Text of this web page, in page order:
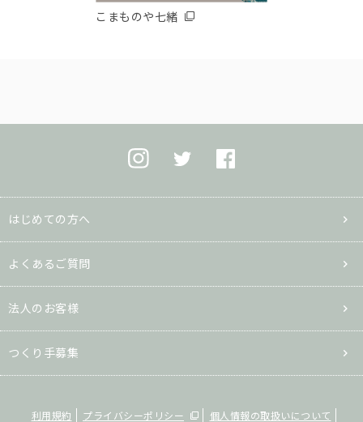
こまものや七緒
はじめての方へ
よくあるご質問
法人のお客様
つくり手募集
利用規約 プライバシーポリシー 個人情報の取扱いについて